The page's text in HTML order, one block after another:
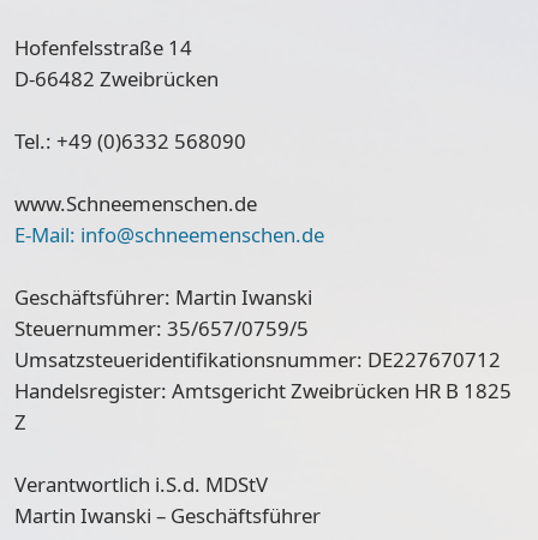
Hofenfelsstraße 14
D-66482 Zweibrücken
Tel.: +49 (0)6332 568090
www.Schneemenschen.de
E-Mail: info@schneemenschen.de
Geschäftsführer: Martin Iwanski
Steuernummer: 35/657/0759/5
Umsatzsteueridentifikationsnummer: DE227670712
Handelsregister: Amtsgericht Zweibrücken HR B 1825
Z
Verantwortlich i.S.d. MDStV
Martin Iwanski – Geschäftsführer